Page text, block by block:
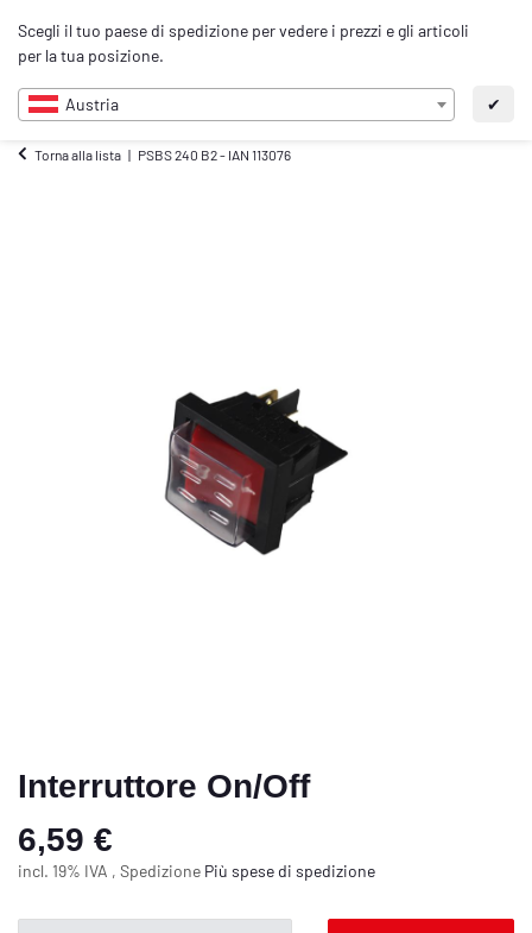
Scegli il tuo paese di spedizione per vedere i prezzi e gli articoli
per la tua posizione.
Austria ✔
IT
Torna alla lista PSBS 240 B2 - IAN 113076
Interruttore On/Off
6,59 €
incl. 19% IVA , Spedizione Più spese di spedizione